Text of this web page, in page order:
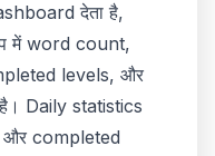
देता है,
में word count,
levels, और
Daily statistics
completed